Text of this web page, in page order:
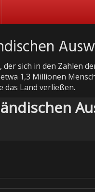
sich in den Zahlen
1,3 Millionen
das Land verließen.